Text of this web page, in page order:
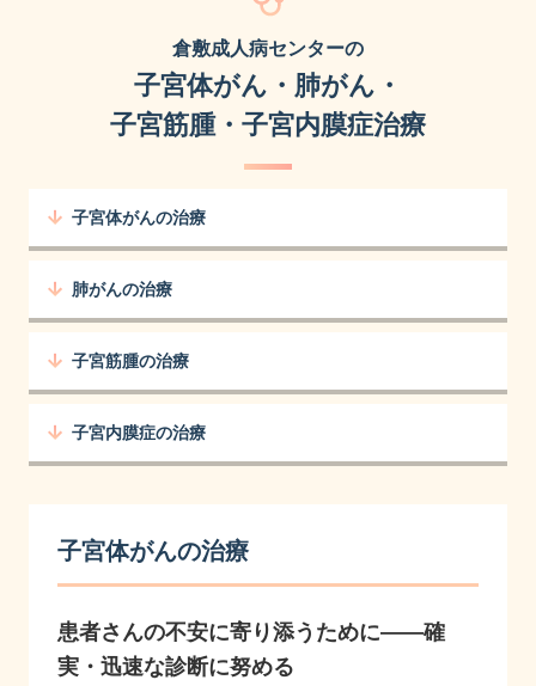
倉敷成人病センターの
子宮体がん・肺がん・
子宮筋腫・子宮内膜症治療
子宮体がんの治療
肺がんの治療
子宮筋腫の治療
子宮内膜症の治療
子宮体がんの治療
患者さんの不安に寄り添うために――確
実・迅速な診断に努める